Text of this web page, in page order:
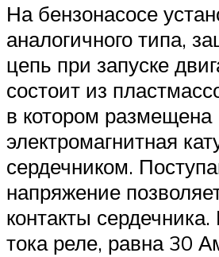
На бензонасосе
аналогичного типа,
цепь при запуске
состоит из
в котором размещена
электромагнитная
сердечником.
напряжение
контакты
тока реле, равна 30